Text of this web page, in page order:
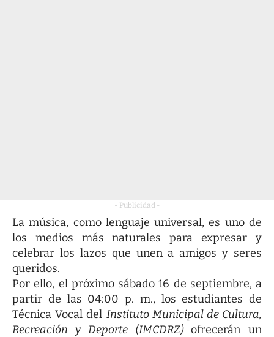
- Publicidad -
La música, como lenguaje universal, es uno de
los medios más naturales para expresar y
celebrar los lazos que unen a amigos y seres
queridos.
Por ello, el próximo sábado 16 de septiembre, a
partir de las 04:00 p. m., los estudiantes de
Técnica Vocal del Instituto Municipal de Cultura,
Recreación y Deporte (IMCDRZ) ofrecerán un